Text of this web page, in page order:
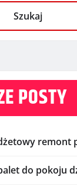
Szukaj
POSTY
remont
do pokoju